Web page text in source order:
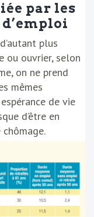
par les
plus
ou ouvrier, selon
on ne prend
mêmes
de vie
d’être en